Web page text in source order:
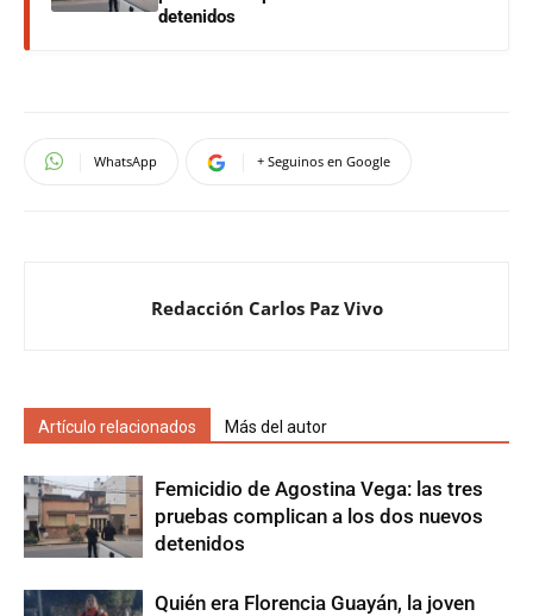
detenidos
WhatsApp + Seguinos en Google
Redacción Carlos Paz Vivo
Artículo relacionados Más del autor
Femicidio de Agostina Vega: las tres
pruebas complican a los dos nuevos
detenidos
Quién era Florencia Guayán, la joven